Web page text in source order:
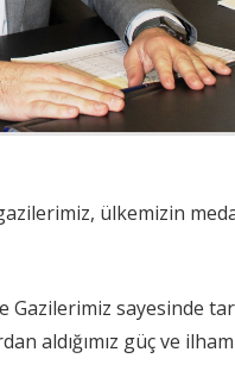
ülkemizin
Gazilerimiz sayesinde
aldığımız güç ve